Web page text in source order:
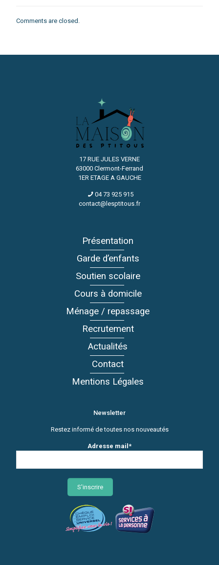
Comments are closed.
17 RUE JULES VERNE
63000 Clermont-Ferrand
1ER ETAGE A GAUCHE
04 73 925 915
contact@lesptitous.fr
Présentation
Garde d’enfants
Soutien scolaire
Cours à domicile
Ménage / repassage
Recrutement
Actualités
Contact
Mentions Légales
Newsletter
Restez informé de toutes nos nouveautés
Adresse mail*